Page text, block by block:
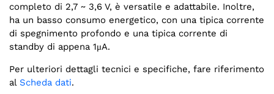
completo di 2,7 ~ 3,6 V, è versatile e adattabile. Inoltre,
ha un basso consumo energetico, con una tipica corrente
di spegnimento profondo e una tipica corrente di
standby di appena 1μA.
Per ulteriori dettagli tecnici e specifiche, fare riferimento
al Scheda dati.